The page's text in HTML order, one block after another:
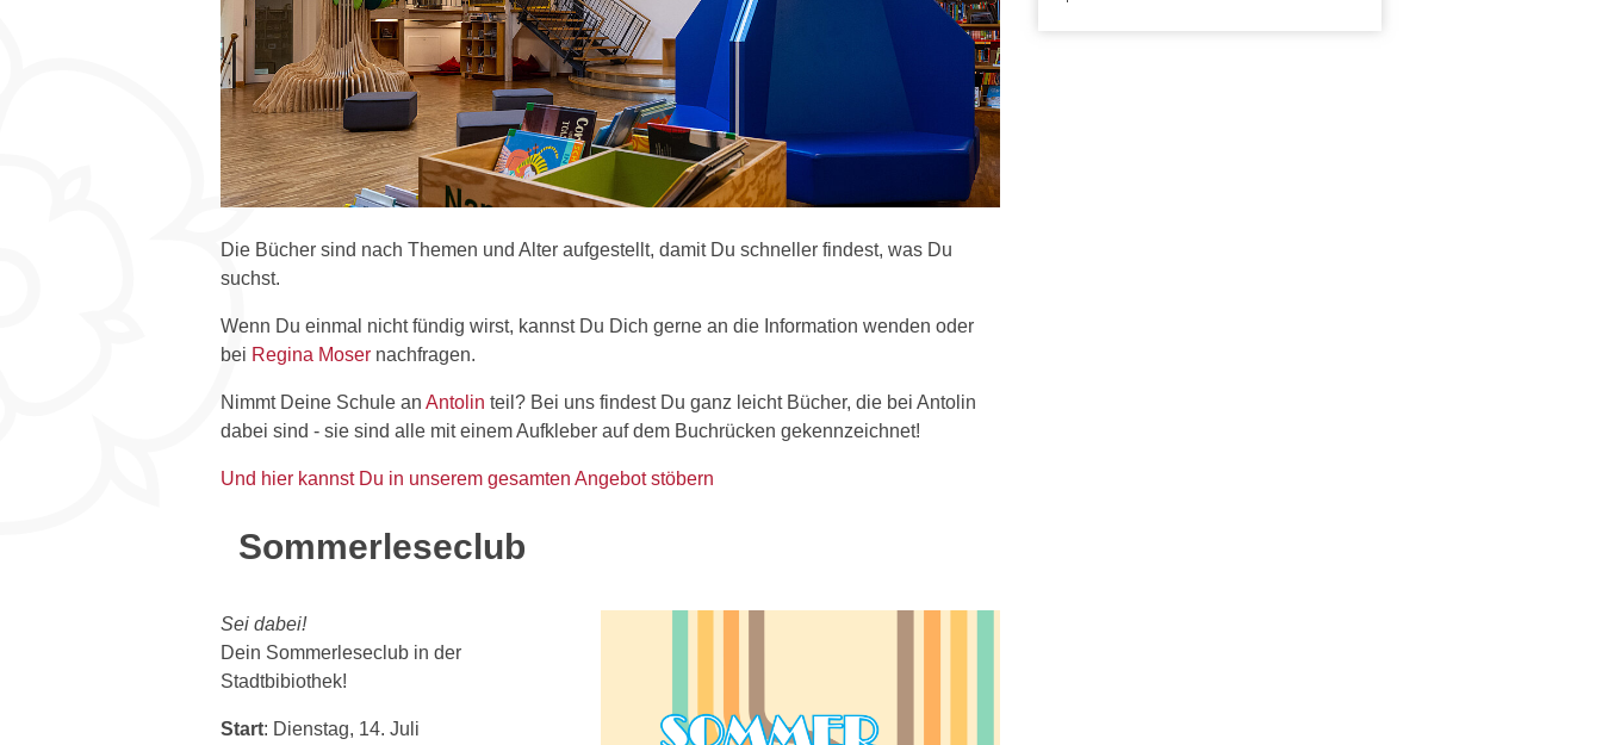
Die Bücher sind nach Themen und Alter aufgestellt, damit Du schneller findest, was Du
suchst.
Wenn Du einmal nicht fündig wirst, kannst Du Dich gerne an die Information wenden oder
bei Regina Moser nachfragen.
Nimmt Deine Schule an Antolin teil? Bei uns findest Du ganz leicht Bücher, die bei Antolin
dabei sind - sie sind alle mit einem Aufkleber auf dem Buchrücken gekennzeichnet!
Und hier kannst Du in unserem gesamten Angebot stöbern
Sommerleseclub
Sei dabei!
Dein Sommerleseclub in der
Stadtbibiothek!
Start: Dienstag, 14. Juli